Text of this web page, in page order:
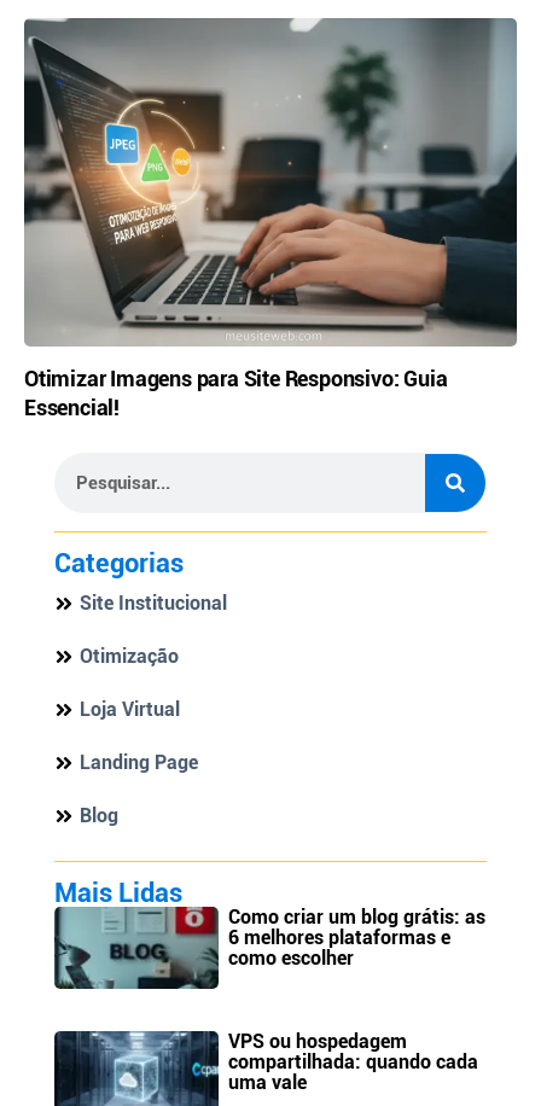
Otimizar Imagens para Site Responsivo: Guia
Essencial!
Categorias
Site Institucional
Otimização
Loja Virtual
Landing Page
Blog
Mais Lidas
Como criar um blog grátis: as
6 melhores plataformas e
como escolher
VPS ou hospedagem
compartilhada: quando cada
uma vale